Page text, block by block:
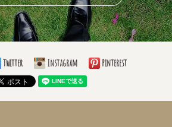
Twitter Instagram Pinterest